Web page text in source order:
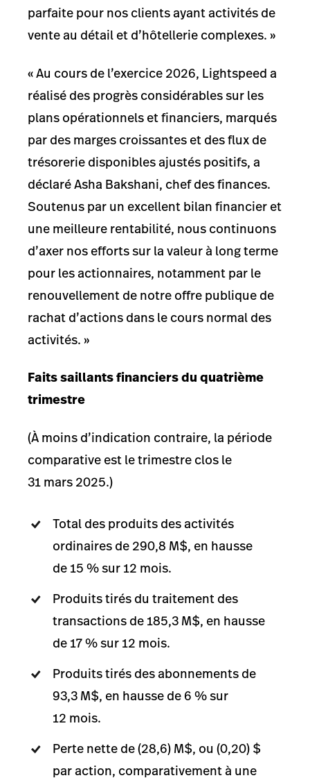
parfaite pour nos clients ayant activités de
vente au détail et d’hôtellerie complexes. »
« Au cours de l’exercice 2026, Lightspeed a
réalisé des progrès considérables sur les
plans opérationnels et financiers, marqués
par des marges croissantes et des flux de
trésorerie disponibles ajustés positifs, a
déclaré Asha Bakshani, chef des finances.
Soutenus par un excellent bilan financier et
une meilleure rentabilité, nous continuons
d’axer nos efforts sur la valeur à long terme
pour les actionnaires, notamment par le
renouvellement de notre offre publique de
rachat d’actions dans le cours normal des
activités. »
Faits saillants financiers du quatrième
trimestre
(À moins d’indication contraire, la période
comparative est le trimestre clos le
31 mars 2025.)
Total des produits des activités
ordinaires de 290,8 M$, en hausse
de 15 % sur 12 mois.
Produits tirés du traitement des
transactions de 185,3 M$, en hausse
de 17 % sur 12 mois.
Produits tirés des abonnements de
93,3 M$, en hausse de 6 % sur
12 mois.
Perte nette de (28,6) M$, ou (0,20) $
par action, comparativement à une